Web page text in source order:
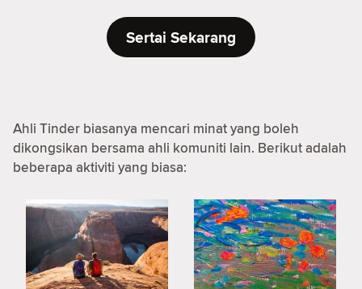
Sertai Sekarang
Ahli Tinder biasanya mencari minat yang boleh
dikongsikan bersama ahli komuniti lain. Berikut adalah
beberapa aktiviti yang biasa: